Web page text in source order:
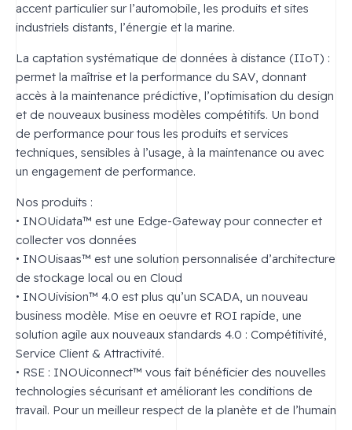
accent particulier sur l’automobile, les produits et sites
industriels distants, l’énergie et la marine.
La captation systématique de données à distance (IIoT) :
permet la maîtrise et la performance du SAV, donnant
accès à la maintenance prédictive, l’optimisation du design
et de nouveaux business modèles compétitifs. Un bond
de performance pour tous les produits et services
techniques, sensibles à l’usage, à la maintenance ou avec
un engagement de performance.
Nos produits :
• INOUidata™ est une Edge-Gateway pour connecter et
collecter vos données
• INOUisaas™ est une solution personnalisée d’architecture
de stockage local ou en Cloud
• INOUivision™ 4.0 est plus qu’un SCADA, un nouveau
business modèle. Mise en oeuvre et ROI rapide, une
solution agile aux nouveaux standards 4.0 : Compétitivité,
Service Client & Attractivité.
• RSE : INOUiconnect™ vous fait bénéficier des nouvelles
technologies sécurisant et améliorant les conditions de
travail. Pour un meilleur respect de la planète et de l’humain